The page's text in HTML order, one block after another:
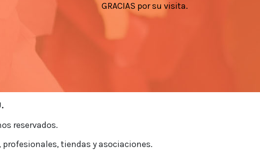
GRACIAS por su visita.
reservados.
tiendas y asociaciones.